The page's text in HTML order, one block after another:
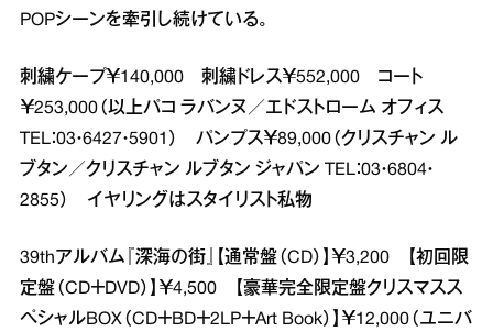
POPシーンを牽引し続けている。
刺繍ケープ￥140,000 刺繍ドレス￥552,000 コート
￥253,000（以上パコ ラバンヌ／エドストローム オフィス
TEL：03・6427・5901） パンプス￥89,000（クリスチャン ル
ブタン／クリスチャン ルブタン ジャパン TEL：03・6804・
2855） イヤリングはスタイリスト私物
39thアルバム『深海の街』【通常盤（CD）】￥3,200 【初回限
定盤（CD＋DVD）】￥4,500 【豪華完全限定盤クリスマスス
ペシャルBOX（CD＋BD＋2LP＋Art Book）】￥12,000（ユニバ